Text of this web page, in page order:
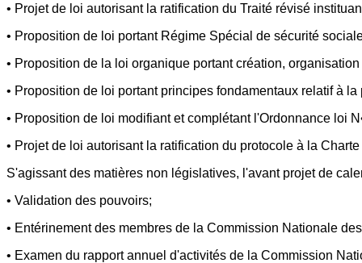
• Projet de loi autorisant la ratification du Traité révisé
• Proposition de loi portant Régime Spécial de sécurité
• Proposition de la loi organique portant création,
• Proposition de loi portant principes fondamentaux relatif à
• Proposition de loi modifiant et complétant l'Ordonnance loi
• Projet de loi autorisant la ratification du protocole à la
S'agissant des matières non législatives, l'avant projet de
• Validation des pouvoirs;
• Entérinement des membres de la Commission Nationale
• Examen du rapport annuel d'activités de la Commission